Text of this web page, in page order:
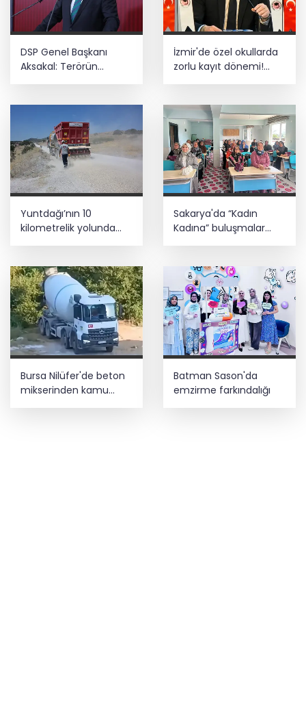
DSP Genel Başkanı
Aksakal: Terörün
imzalayacağım
İzmir'de özel okullarda
zorlu kayıt dönemi!
Yuntdağı’nın 10
kilometrelik yolunda
konfor çalışması
Sakarya'da “Kadın
Kadına” buluşmalar
Akyazı’da sürdü
Bursa Nilüfer'de beton
mikserinden kamu
Batman Sason'da
emzirme farkındalığı